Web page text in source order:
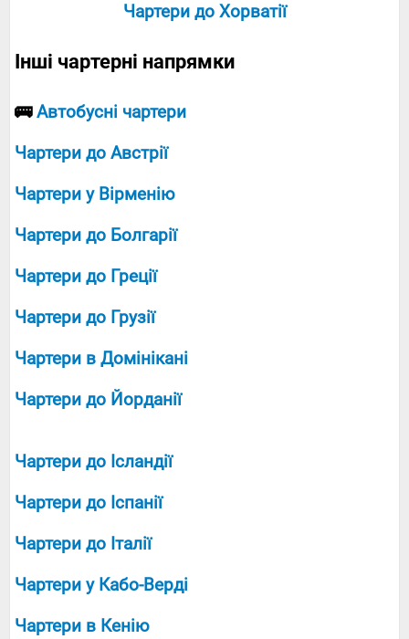
Чартери до Хорватії
Інші чартерні напрямки
🚌Автобусні чартери
Чартери до Австрії
Чартери у Вірменію
Чартери до Болгарії
Чартери до Греції
Чартери до Грузії
Чартери в Домінікані
Чартери до Йорданії
Чартери до Ісландії
Чартери до Іспанії
Чартери до Італії
Чартери у Кабо-Верді
Чартери в Кенію